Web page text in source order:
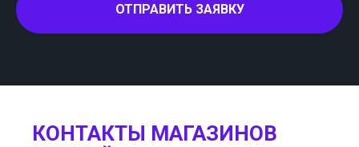
ОТПРАВИТЬ ЗАЯВКУ
КОНТАКТЫ МАГАЗИНОВ